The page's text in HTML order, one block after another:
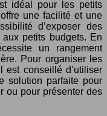
idéal pour les petits
une facilité et une
d’exposer des
petits budgets. En
un rangement
Pour organiser les
est conseillé d’utiliser
solution parfaite pour
ou pour présenter des